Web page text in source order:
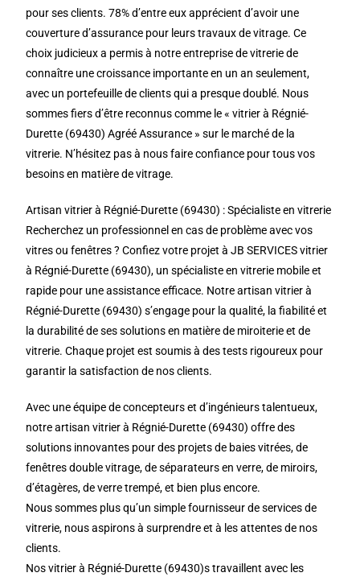
pour ses clients. 78% d’entre eux apprécient d’avoir une
couverture d’assurance pour leurs travaux de vitrage. Ce
choix judicieux a permis à notre entreprise de vitrerie de
connaître une croissance importante en un an seulement,
avec un portefeuille de clients qui a presque doublé. Nous
sommes fiers d’être reconnus comme le « vitrier à Régnié-
Durette (69430) Agréé Assurance » sur le marché de la
vitrerie. N’hésitez pas à nous faire confiance pour tous vos
besoins en matière de vitrage.
Artisan vitrier à Régnié-Durette (69430) : Spécialiste en vitrerie
Recherchez un professionnel en cas de problème avec vos
vitres ou fenêtres ? Confiez votre projet à JB SERVICES vitrier
à Régnié-Durette (69430), un spécialiste en vitrerie mobile et
rapide pour une assistance efficace. Notre artisan vitrier à
Régnié-Durette (69430) s’engage pour la qualité, la fiabilité et
la durabilité de ses solutions en matière de miroiterie et de
vitrerie. Chaque projet est soumis à des tests rigoureux pour
garantir la satisfaction de nos clients.
Avec une équipe de concepteurs et d’ingénieurs talentueux,
notre artisan vitrier à Régnié-Durette (69430) offre des
solutions innovantes pour des projets de baies vitrées, de
fenêtres double vitrage, de séparateurs en verre, de miroirs,
d’étagères, de verre trempé, et bien plus encore.
Nous sommes plus qu’un simple fournisseur de services de
vitrerie, nous aspirons à surprendre et à les attentes de nos
clients.
Nos vitrier à Régnié-Durette (69430)s travaillent avec les